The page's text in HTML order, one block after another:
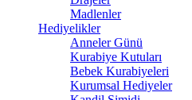
Madlenler
Hediyelikler
Anneler Günü
Kurabiye Kutuları
Bebek Kurabiyeleri
Kurumsal Hediyeler